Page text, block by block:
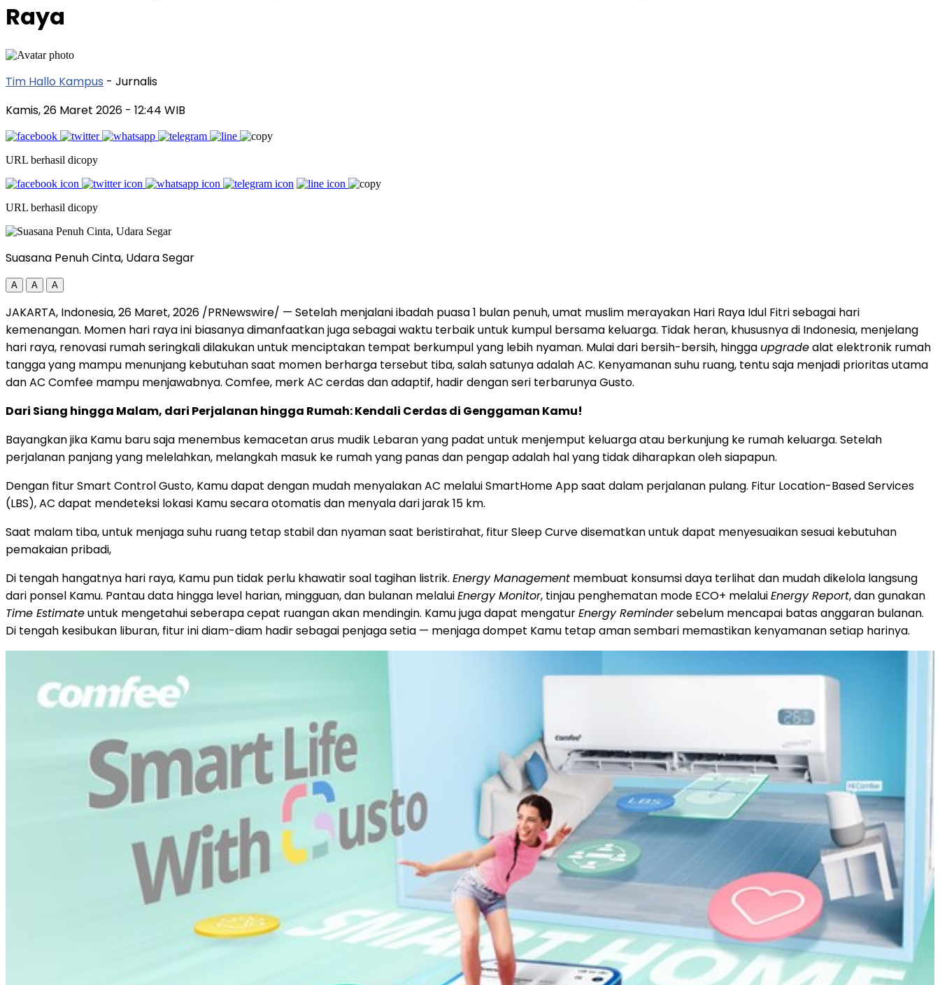
Raya
Tim Hallo Kampus - Jurnalis
Kamis, 26 Maret 2026 - 12:44 WIB
URL berhasil dicopy
URL berhasil dicopy
Suasana Penuh Cinta, Udara Segar
A A A
JAKARTA, Indonesia,26 Maret, 2026 /PRNewswire/ — Setelah menjalani ibadah puasa 1 bulan penuh, umat muslim merayakan Hari Raya Idul Fitri sebagai hari
kemenangan. Momen hari raya ini biasanya dimanfaatkan juga sebagai waktu terbaik untuk kumpul bersama keluarga. Tidak heran, khususnya di Indonesia, menjelang
hari raya, renovasi rumah seringkali dilakukan untuk menciptakan tempat berkumpul yang lebih nyaman. Mulai dari bersih-bersih, hingga upgradealat elektronik rumah
tangga yang mampu menunjang kebutuhan saat momen berharga tersebut tiba, salah satunya adalah AC. Kenyamanan suhu ruang, tentu saja menjadi prioritas utama
dan AC Comfee mampu menjawabnya. Comfee, merk AC cerdas dan adaptif, hadir dengan seri terbarunya Gusto.
Dari Siang hingga Malam, dari Perjalanan hingga Rumah: Kendali Cerdas di Genggaman Kamu!
Bayangkan jika Kamu baru saja menembus kemacetan arus mudik Lebaran yang padat untuk menjemput keluarga atau berkunjung ke rumah keluarga. Setelah
perjalanan panjang yang melelahkan, melangkah masuk ke rumah yang panas dan pengap adalah hal yang tidak diharapkan oleh siapapun.
Dengan fitur Smart Control Gusto, Kamu dapat dengan mudah menyalakan AC melalui SmartHome App saat dalam perjalanan pulang. Fitur Location-Based Services
(LBS), AC dapat mendeteksi lokasi Kamu secara otomatis dan menyala dari jarak 15 km.
Saat malam tiba, untuk menjaga suhu ruang tetap stabil dan nyaman saat beristirahat, fitur Sleep Curve disematkan untuk dapat menyesuaikan sesuai kebutuhan
pemakaian pribadi,
Di tengah hangatnya hari raya, Kamu pun tidak perlu khawatir soal tagihan listrik. Energy Management membuat konsumsi daya terlihat dan mudah dikelola langsung
dari ponsel Kamu. Pantau data hingga level harian, mingguan, dan bulanan melaluiEnergy Monitor, tinjau penghematan mode ECO+ melaluiEnergy Report, dan gunakan
Time Estimateuntuk mengetahui seberapa cepat ruangan akan mendingin. Kamu juga dapat mengaturEnergy Remindersebelum mencapai batas anggaran bulanan.
Di tengah kesibukan liburan, fitur ini diam-diam hadir sebagai penjaga setia — menjaga dompet Kamu tetap aman sembari memastikan kenyamanan setiap harinya.